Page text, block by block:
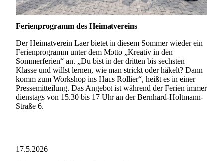
Ferienprogramm des Heimatvereins
Der Heimatverein Laer bietet in diesem Sommer wieder ein
Ferienprogramm unter dem Motto „Kreativ in den
Sommerferien“ an. „Du bist in der dritten bis sechsten
Klasse und willst lernen, wie man strickt oder häkelt? Dann
komm zum Workshop ins Haus Rollier“, heißt es in einer
Pressemitteilung. Das Angebot ist während der Ferien immer
dienstags von 15.30 bis 17 Uhr an der Bernhard-Holtmann-
Straße 6.
17.5.2026